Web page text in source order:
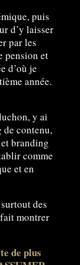
puis
d’y laisser
par les
pension et
d’où je
année.
y ai
de contenu,
branding
comme
et en
des
montrer
de plus